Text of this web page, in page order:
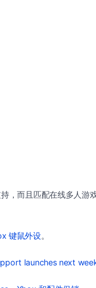
，而且匹配在线多人游
键鼠外设。
launches next